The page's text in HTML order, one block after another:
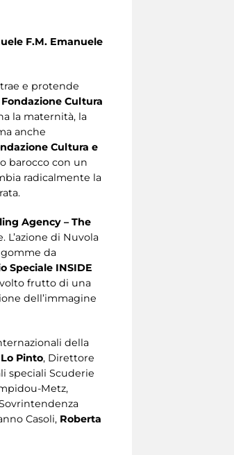
F.M. Emanuele
e protende
Cultura
la maternità, la
anche
Cultura e
barocco con un
radicalmente la
Agency – The
di Nuvola
gomme da
Speciale INSIDE
frutto di una
dell’immagine
della
Pinto, Direttore
speciali Scuderie
Metz,
Casoli, Roberta